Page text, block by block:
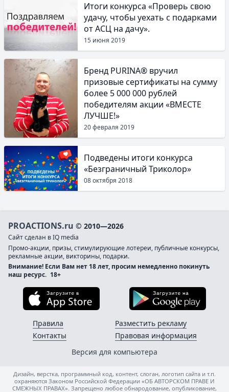
Итоги конкурса «Проверь свою
удачу, чтобы уехать с подарками
от АСЦ на дачу».
15 июня 2019
Бренд PURINA® вручил
призовые сертификаты на сумму
более 5 000 000 рублей
победителям акции «ВМЕСТЕ
ЛУЧШЕ!»
20 февраля 2019
Подведены итоги конкурса
«Безграничный Триколор»
08 октября 2018
PROACTIONS.ru © 2010—2026
Сайт сделан в IQ media
Промо-акции, призы, стимулирующие лотереи, публичные конкурсы,
рекламные акции, викторины, подарки.
Внимание! Если Вам нет 18 лет, просим немедленно покинуть
наш ресурс. 18+
Загрузите в App Store
Правила
Контакты
Разместить рекламу
Правовая информация
Версия для компьютера
Дизайн, верстка, программный код, контент, слоган, логотип сайта и т.п.
охраняются Законом Российской Федерации «ОБ АВТОРСКОМ ПРАВЕ И
СМЕЖНЫХ ПРАВАХ». Запрещено любое обнародование, опубликование,